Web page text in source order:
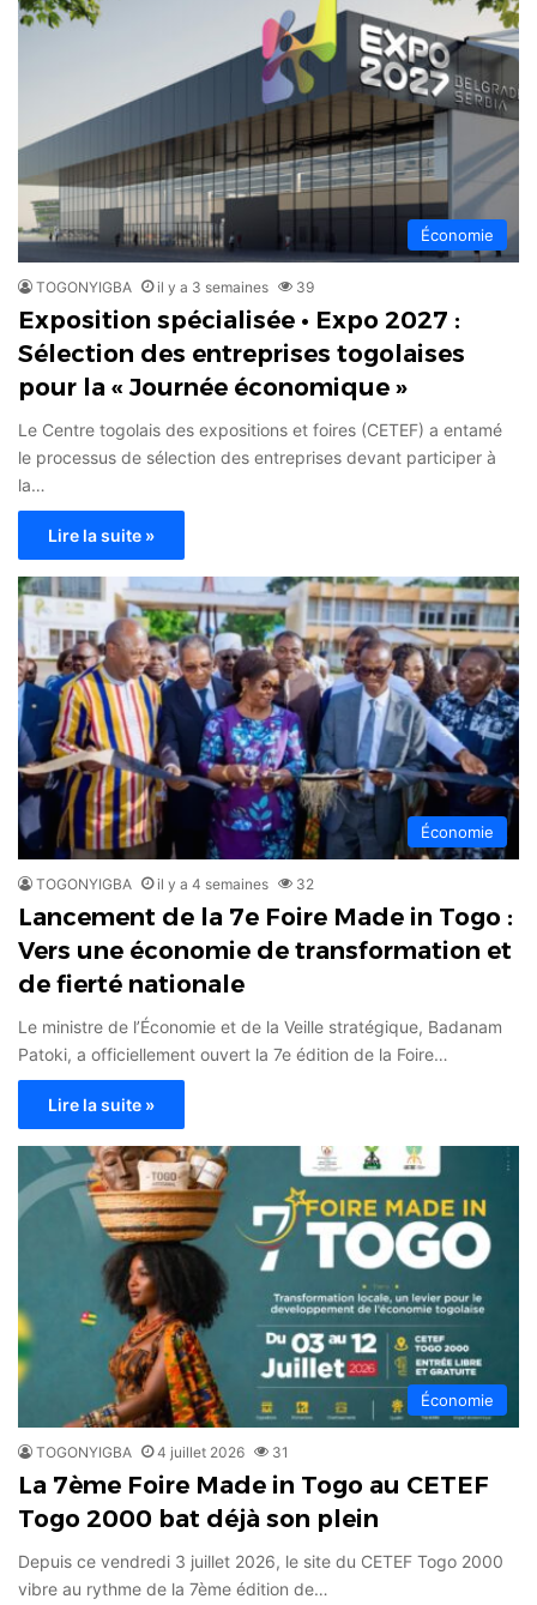
Économie
TOGONYIGBA il y a 3 semaines 39
Exposition spécialisée • Expo 2027 :
Sélection des entreprises togolaises
pour la « Journée économique »
Le Centre togolais des expositions et foires (CETEF) a entamé
le processus de sélection des entreprises devant participer à
la…
Lire la suite »
Économie
TOGONYIGBA il y a 4 semaines 32
Lancement de la 7e Foire Made in Togo :
Vers une économie de transformation et
de fierté nationale
Le ministre de l’Économie et de la Veille stratégique, Badanam
Patoki, a officiellement ouvert la 7e édition de la Foire…
Lire la suite »
Économie
TOGONYIGBA 4 juillet 2026 31
La 7ème Foire Made in Togo au CETEF
Togo 2000 bat déjà son plein
Depuis ce vendredi 3 juillet 2026, le site du CETEF Togo 2000
vibre au rythme de la 7ème édition de…